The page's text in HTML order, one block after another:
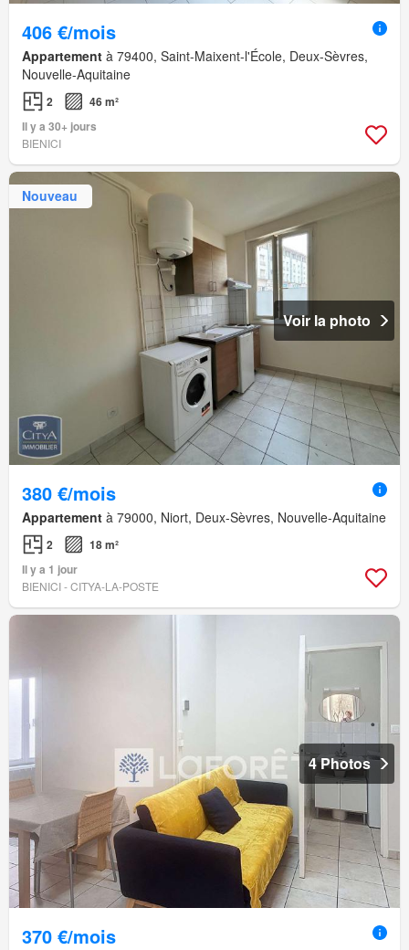
406 €/mois
Appartement à 79400, Saint-Maixent-l'École, Deux-Sèvres,
Nouvelle-Aquitaine
2
46 m²
Il y a 30+ jours
BIENICI
Nouveau
Voir la photo
380 €/mois
Appartement à 79000, Niort, Deux-Sèvres, Nouvelle-Aquitaine
2
18 m²
Il y a 1 jour
BIENICI - CITYA-LA-POSTE
4 Photos
370 €/mois